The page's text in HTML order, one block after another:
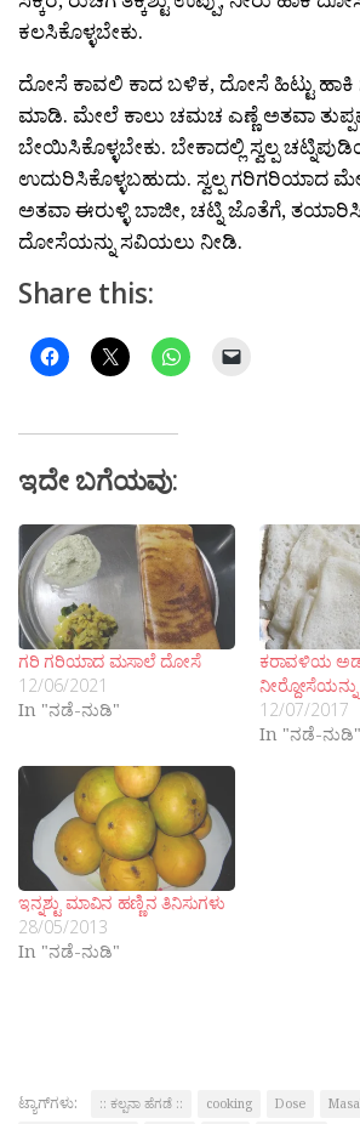
ಕಲಸಿಕೊಳ್ಳಬೇಕು.
ದೋಸೆ ಕಾವಲಿ ಕಾದ ಬಳಿಕ, ದೋಸೆ ಹಿಟ್ಟು
ಮಾಡಿ. ಮೇಲೆ ಕಾಲು ಚಮಚ ಎಣ್ಣೆ ಅತವಾ
ಬೇಯಿಸಿಕೊಳ್ಳಬೇಕು. ಬೇಕಾದಲ್ಲಿ ಸ್ವಲ್ಪ
ಉದುರಿಸಿಕೊಳ್ಳಬಹುದು. ಸ್ವಲ್ಪ ಗರಿಗರಿಯಾದ
ಅತವಾ ಈರುಳ್ಳಿ ಬಾಜೀ, ಚಟ್ನಿ ಜೊತೆಗೆ,
ದೋಸೆಯನ್ನು ಸವಿಯಲು ನೀಡಿ.
Share this:
ಇದೇ ಬಗೆಯವು:
ಗರಿ ಗರಿಯಾದ ಮಸಾಲೆ ದೋಸೆ
12/06/2021
In "ನಡೆ-ನುಡಿ"
ಕರಾವಳಿಯ
12/07/2017
In "ನಡೆ-ನುಡಿ"
ಇನ್ನಶ್ಟು ಮಾವಿನ ಹಣ್ಣಿನ ತಿನಿಸುಗಳು
28/05/2013
In "ನಡೆ-ನುಡಿ"
ಟ್ಯಾಗ್‌ಗಳು: :: ಕಲ್ಪನಾ ಹೆಗಡೆ :: cooking Dose